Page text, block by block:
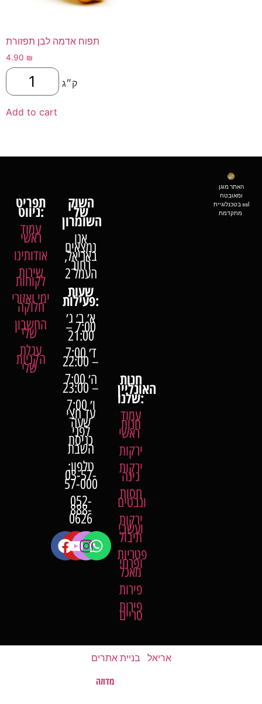
תפוח אדמה לבן תפזורת
4.90 ₪
ק״ג
Add to cart
תפריט
ניווט:
עמוד
ראשי
אודותינו
שירות
לקוחות
ימי ואזורי
חלוקה
החשבון
שלי
עגלת
הקניות
שלי
השוק
של
אנו
נמצאים
באריאל,
רחוב
העמל 2
שעותפעילות:
א׳ ב׳ ג׳
7:00 –
21:00
ד׳ 7:00
– 22:00
ה׳ 7:00
– 23:00
ו׳ 7:00
עד חצי
שעה
לפני
כניסת
השבת
טלפון:
03-57-
57-000
052-
888-
0626
חנות
האונליין
שלנו:
עמוד
חנות
ראשי
ירקות
ירקות
גינה
חסות
ונבטים
ירקות
ועשבי
תיבול
פטריות
ופרחי
מאכל
פירות
פירות
טריים
האתר מוגן
ומאובטח
בטכנלוגיית ssl
אריאל בניית אתרים
האתר נבנה על ידימדוזה